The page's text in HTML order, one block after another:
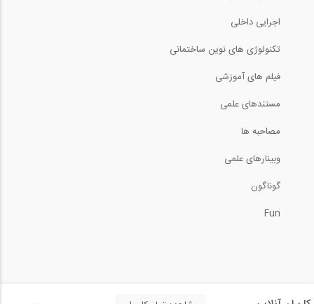
اجرایی داخلی
تکنولوژی های نوین ساختمانی
فیلم های آموزشی
مستندهای علمی
مصاحبه ها
وبینارهای علمی
گوناگون
Fun